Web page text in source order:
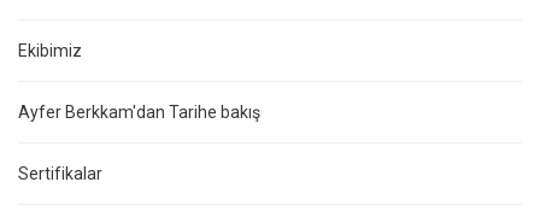
Ekibimiz
Ayfer Berkkam'dan Tarihe bakış
Sertifikalar